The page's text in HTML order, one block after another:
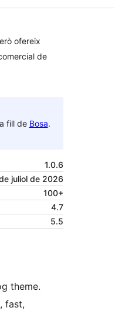
ofereix
de
fill de Bosa.
1.0.6
juliol de 2026
100+
4.7
5.5
theme.
fast,